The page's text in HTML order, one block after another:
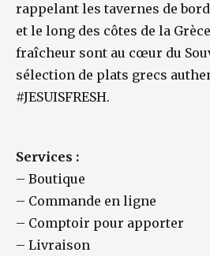
rappelant les tavernes de
et le long des côtes de la
fraîcheur sont au cœur du
sélection de plats grecs
#JESUISFRESH.
Services :
– Boutique
– Commande en ligne
– Comptoir pour apporter
– Livraison